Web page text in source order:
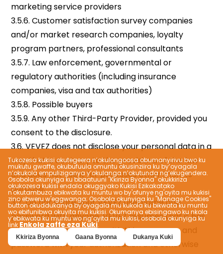
Tukozesa kukisi okutegeera n’okulongoosa obumanyirivu bwo ku
mukutu gwaffe, okubufuula omuntu okusinziira ku by’oyagala
n’okukola empuliziganya y’okulanga n’okutunda ng’ekugendera.
Osobola okunyiga ku bbaatuuni "Kkiriza Byonna" okukkiriza
okukozesa kukisi endala okuggyako Kukisi Ezikakatako
n'okutambuza ebikwata ku muntu wo by'ofunye ng'oyita mu kukisi
zino ebweru w'eggwanga; Osobola okunyiga ku "Manage Cookies"
button okuddukanya by'oyagala mu kukola ku bikwata ku muntu
wo ebifunibwa okuyita mu kukisi. Okumanya ebisingawo ku nkola
y’ebikwata ku muntu wo ng’oyita mu kukisi, osobola okunyiga ku
link Enkola zaffe eza Kuki.
Kkiriza Byonna Gaana Byonna Dukanya Kuki